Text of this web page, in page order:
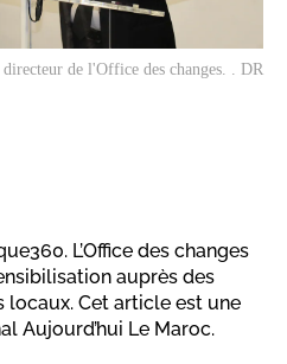
de l'Office des changes. . DR
L’Office des changes
auprès des
Cet article est une
Aujourd’hui Le Maroc.